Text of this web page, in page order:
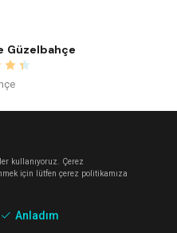
Güzelbahçe
kullanıyoruz. Çerez
için lütfen çerez politikamıza
Anladım